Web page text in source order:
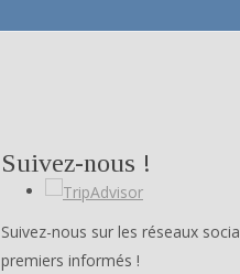
Suivez-nous !
Suivez-nous sur les réseaux
premiers informés !